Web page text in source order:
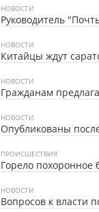
НОВОСТИ
Руководитель
НОВОСТИ
Китайцы ждут
НОВОСТИ
Гражданам
НОВОСТИ
Опубликованы
ПРОИСШЕСТВИЯ
Горело похоронное
НОВОСТИ
Вопросов к власти